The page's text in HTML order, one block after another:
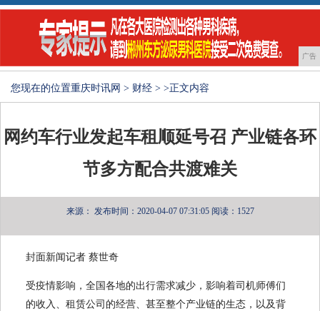
广告
您现在的位置重庆时讯网 > 财经 > >正文内容
网约车行业发起车租顺延号召 产业链各环
节多方配合共渡难关
来源： 发布时间：2020-04-07 07:31:05 阅读：1527
封面新闻记者 蔡世奇
受疫情影响，全国各地的出行需求减少，影响着司机师傅们
的收入、租赁公司的经营、甚至整个产业链的生态，以及背